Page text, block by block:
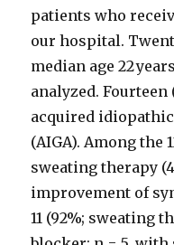
patients who
our hospital.
median age 22
analyzed. Fourteen
acquired
(AIGA). Among the
sweating therapy
improvement of
11 (92%; sweating